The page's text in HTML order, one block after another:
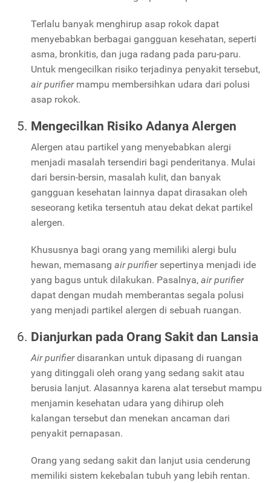
Terlalu banyak menghirup asap rokok dapat
menyebabkan berbagai gangguan kesehatan, seperti
asma, bronkitis, dan juga radang pada paru-paru.
Untuk mengecilkan risiko terjadinya penyakit tersebut,
air purifier mampu membersihkan udara dari polusi
asap rokok.
Mengecilkan Risiko Adanya Alergen
Alergen atau partikel yang menyebabkan alergi
menjadi masalah tersendiri bagi penderitanya. Mulai
dari bersin-bersin, masalah kulit, dan banyak
gangguan kesehatan lainnya dapat dirasakan oleh
seseorang ketika tersentuh atau dekat dekat partikel
alergen.
Khususnya bagi orang yang memiliki alergi bulu
hewan, memasang air purifier sepertinya menjadi ide
yang bagus untuk dilakukan. Pasalnya, air purifier
dapat dengan mudah memberantas segala polusi
yang menjadi partikel alergen di sebuah ruangan.
Dianjurkan pada Orang Sakit dan Lansia
Air purifierdisarankan untuk dipasang di ruangan
yang ditinggali oleh orang yang sedang sakit atau
berusia lanjut. Alasannya karena alat tersebut mampu
menjamin kesehatan udara yang dihirup oleh
kalangan tersebut dan menekan ancaman dari
penyakit pernapasan.
Orang yang sedang sakit dan lanjut usia cenderung
memiliki sistem kekebalan tubuh yang lebih rentan.